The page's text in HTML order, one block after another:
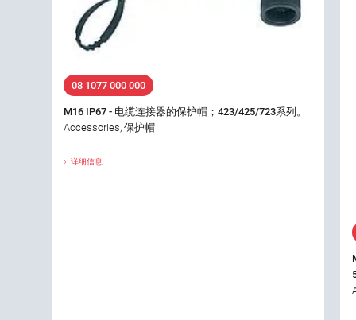
08 1077 000 000
M16 IP67 - 电缆连接器的保护帽；423/425/723系列。
Accessories, 保护帽
详细信息